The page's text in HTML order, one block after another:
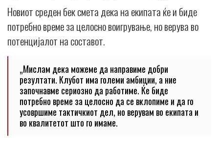
Новиот среден бек смета дека на екипата ќе и биде
потребно време за целосно воигрување, но верува во
потенцијалот на составот.
„Мислам дека можеме да направиме добри
резултати. Клубот има големи амбиции, а ние
започнавме сериозно да работиме. Ќе биде
потребно време за целосно да се вклопиме и да го
усовршиме тактичкиот дел, но верувам во екипата и
во квалитетот што го имаме.